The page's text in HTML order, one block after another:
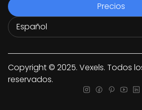
Precios
Copyright © 2025. Vexels. Todos
reservados.